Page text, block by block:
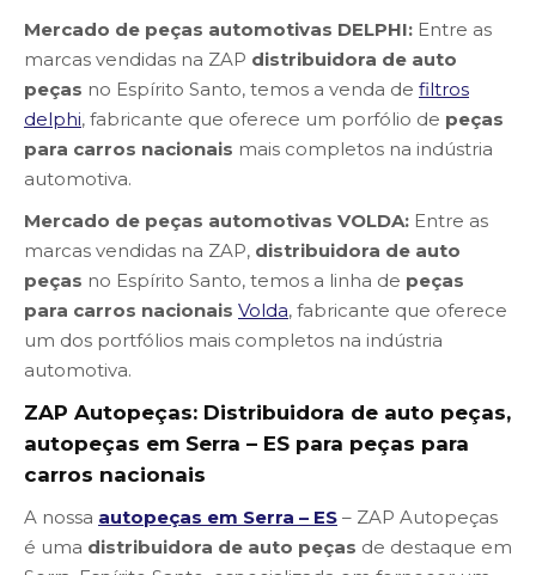
Mercado de peças automotivas DELPHI: Entre as
marcas vendidas na ZAP distribuidora de auto
peças no Espírito Santo, temos a venda de filtros
delphi, fabricante que oferece um porfólio de peças
para carros nacionais mais completos na indústria
automotiva.
Mercado de peças automotivas VOLDA: Entre as
marcas vendidas na ZAP, distribuidora de auto
peças no Espírito Santo, temos a linha de peças
para carros nacionais Volda, fabricante que oferece
um dos portfólios mais completos na indústria
automotiva.
ZAP Autopeças: Distribuidora de auto peças,
autopeças em Serra – ES para peças para
carros nacionais
A nossa autopeças em Serra – ES – ZAP Autopeças
é uma distribuidora de auto peças de destaque em